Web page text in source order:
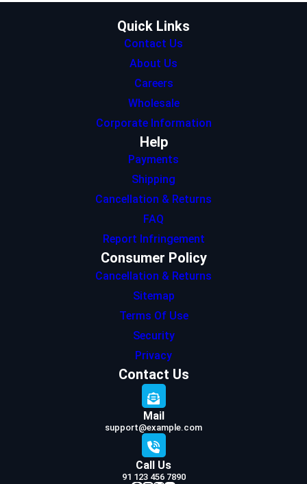
Quick Links
Contact Us
About Us
Careers
Wholesale
Corporate Information
Help
Payments
Shipping
Cancellation & Returns
FAQ
Report Infringement
Consumer Policy
Cancellation & Returns
Sitemap
Terms Of Use
Security
Privacy
Contact Us
Mail
support@example.com
Call Us
91 123 456 7890